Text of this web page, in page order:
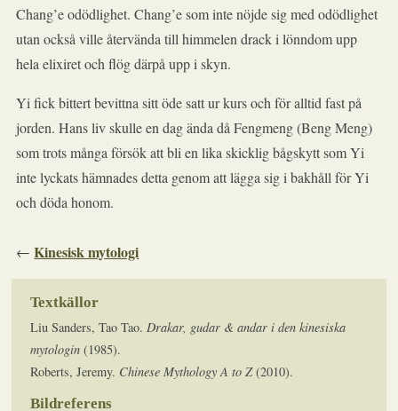
Chang’e odödlighet. Chang’e som inte nöjde sig med odödlighet
utan också ville återvända till himmelen drack i lönndom upp
hela elixiret och flög därpå upp i skyn.
Yi fick bittert bevittna sitt öde satt ur kurs och för alltid fast på
jorden. Hans liv skulle en dag ända då Fengmeng (Beng Meng)
som trots många försök att bli en lika skicklig bågskytt som Yi
inte lyckats hämnades detta genom att lägga sig i bakhåll för Yi
och döda honom.
←Kinesisk mytologi
Textkällor
Liu Sanders, Tao Tao.Drakar, gudar & andar i den kinesiska
mytologin (1985).
Roberts, Jeremy. Chinese Mythology A to Z(2010).
Bildreferens